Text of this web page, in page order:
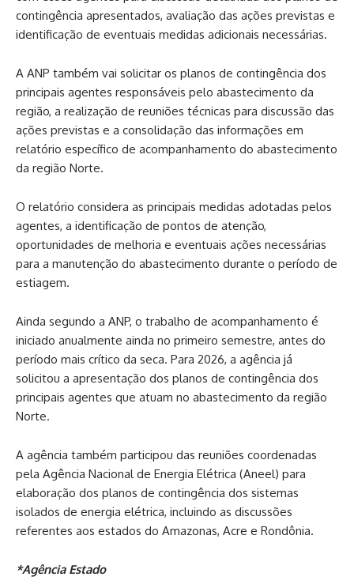
contingência apresentados, avaliação das ações previstas e
identificação de eventuais medidas adicionais necessárias.
A ANP também vai solicitar os planos de contingência dos
principais agentes responsáveis pelo abastecimento da
região, a realização de reuniões técnicas para discussão das
ações previstas e a consolidação das informações em
relatório específico de acompanhamento do abastecimento
da região Norte.
O relatório considera as principais medidas adotadas pelos
agentes, a identificação de pontos de atenção,
oportunidades de melhoria e eventuais ações necessárias
para a manutenção do abastecimento durante o período de
estiagem.
Ainda segundo a ANP, o trabalho de acompanhamento é
iniciado anualmente ainda no primeiro semestre, antes do
período mais crítico da seca. Para 2026, a agência já
solicitou a apresentação dos planos de contingência dos
principais agentes que atuam no abastecimento da região
Norte.
A agência também participou das reuniões coordenadas
pela Agência Nacional de Energia Elétrica (Aneel) para
elaboração dos planos de contingência dos sistemas
isolados de energia elétrica, incluindo as discussões
referentes aos estados do Amazonas, Acre e Rondônia.
*Agência Estado